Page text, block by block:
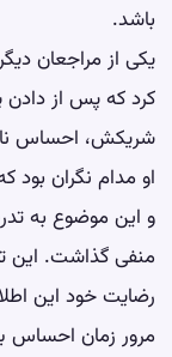
باشد.
یکی از مراجعان
کرد که پس از
شریکش، احساس
او مدام نگران
و این موضوع به
منفی گذاشت. این
رضایت خود این
مرور زمان احساس